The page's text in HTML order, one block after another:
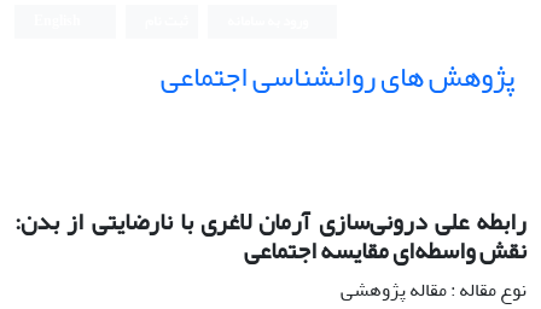
پژوهش های روانشناسی اجتماعی
رابطه علی درونی‌سازی آرمان لاغری با نارضایتی از بدن:
نقش واسطه‌ای مقایسه اجتماعی
نوع مقاله : مقاله پژوهشی